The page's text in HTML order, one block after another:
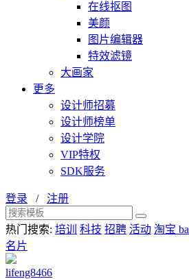
在线抠图
美颜
图片编辑器
特效滤镜
大画家
更多
设计师招募
设计师榜单
设计学院
VIP特权
SDK服务
登录 / 注册
热门搜索: 培训 科技 招聘 活动 淘宝
名片
lifeng8466